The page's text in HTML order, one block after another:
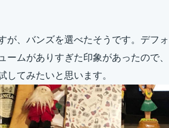
が、バンズを選べたそうです。デフォ
ームがありすぎた印象があったので、
してみたいと思います。